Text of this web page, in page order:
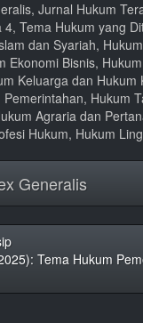
Jurnal Hukum
4, Tema Hukum yang
dan Syariah,
Ekonomi Bisnis,
Keluarga dan Hukum
Hukum
Agraria dan
Hukum, Hukum
Generalis
Tema Hukum